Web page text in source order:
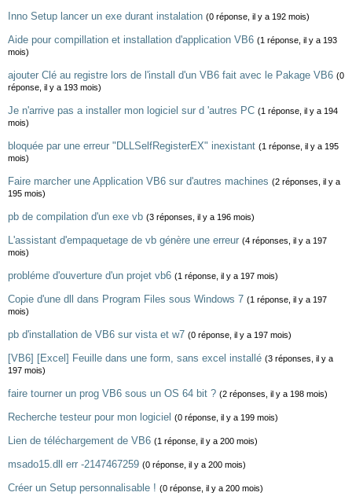
Inno Setup lancer un exe durant instalation (0 réponse, il y a 192 mois)
Aide pour compillation et installation d'application VB6 (1 réponse, il y a 193
mois)
ajouter Clé au registre lors de l'install d'un VB6 fait avec le Pakage VB6 (0
réponse, il y a 193 mois)
Je n'arrive pas a installer mon logiciel sur d 'autres PC (1 réponse, il y a 194
mois)
bloquée par une erreur "DLLSelfRegisterEX" inexistant (1 réponse, il y a 195
mois)
Faire marcher une Application VB6 sur d'autres machines (2 réponses, il y a
195 mois)
pb de compilation d'un exe vb (3 réponses, il y a 196 mois)
L'assistant d'empaquetage de vb génère une erreur (4 réponses, il y a 197
mois)
probléme d'ouverture d'un projet vb6 (1 réponse, il y a 197 mois)
Copie d'une dll dans Program Files sous Windows 7 (1 réponse, il y a 197
mois)
pb d'installation de VB6 sur vista et w7 (0 réponse, il y a 197 mois)
[VB6] [Excel] Feuille dans une form, sans excel installé (3 réponses, il y a
197 mois)
faire tourner un prog VB6 sous un OS 64 bit ? (2 réponses, il y a 198 mois)
Recherche testeur pour mon logiciel (0 réponse, il y a 199 mois)
Lien de téléchargement de VB6 (1 réponse, il y a 200 mois)
msado15.dll err -2147467259 (0 réponse, il y a 200 mois)
Créer un Setup personnalisable ! (0 réponse, il y a 200 mois)